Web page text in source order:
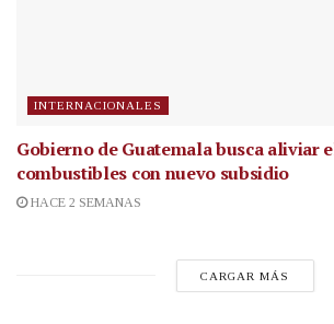
INTERNACIONALES
Gobierno de Guatemala busca aliviar
combustibles con nuevo subsidio
HACE 2 SEMANAS
CARGAR MÁS